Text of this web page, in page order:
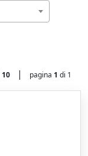
10 | pagina 1 di 1